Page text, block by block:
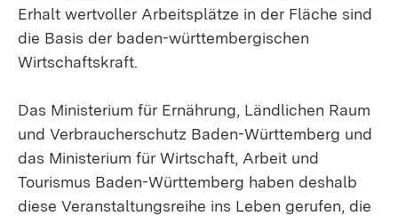
Erhalt wertvoller Arbeitsplätze in der Fläche sind
die Basis der baden-württembergischen
Wirtschaftskraft.
Das Ministerium für Ernährung, Ländlichen Raum
und Verbraucherschutz Baden-Württemberg und
das Ministerium für Wirtschaft, Arbeit und
Tourismus Baden-Württemberg haben deshalb
diese Veranstaltungsreihe ins Leben gerufen, die